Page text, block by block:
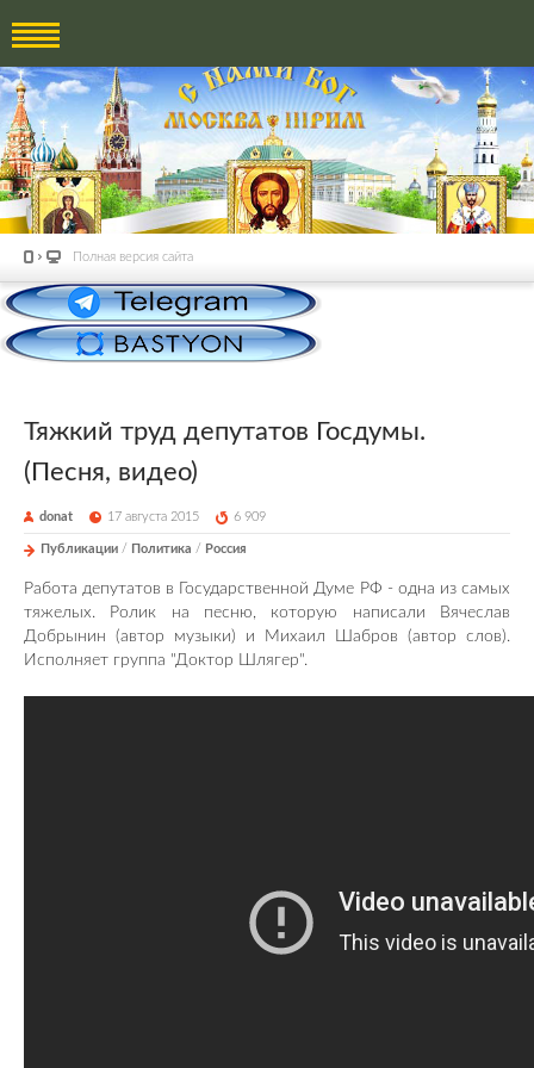
Полная версия сайта
Тяжкий труд депутатов Госдумы.
(Песня, видео)
donat 17 августа 2015 6 909
Публикации / Политика / Россия
Работа депутатов в Государственной Думе РФ - одна из самых
тяжелых. Ролик на песню, которую написали Вячеслав
Добрынин (автор музыки) и Михаил Шабров (автор слов).
Исполняет группа "Доктор Шлягер".